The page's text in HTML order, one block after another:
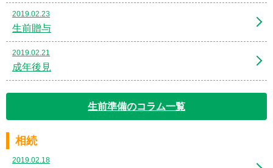
2019.02.23
生前贈与
2019.02.21
成年後見
生前準備のコラム一覧
相続
2019.02.18